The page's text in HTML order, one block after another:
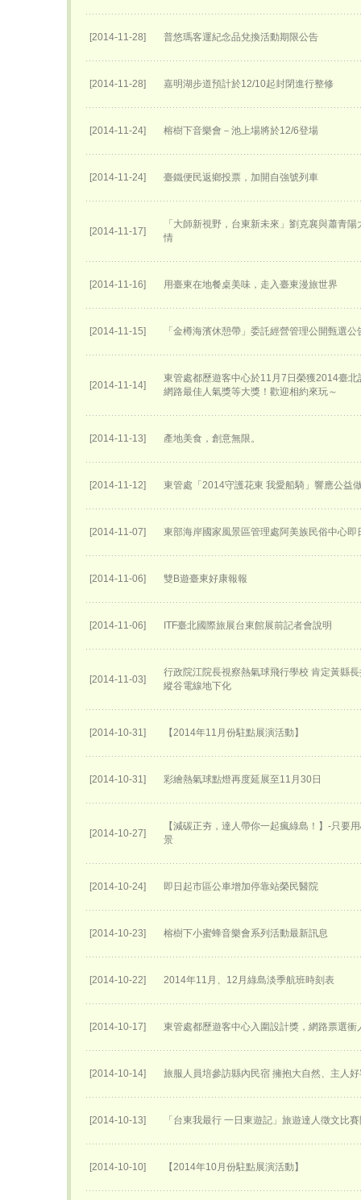
[2014-11-28] 普悠瑪客運紀念品兌換活動期限公告
[2014-11-28] 嘉明湖步道預計於12/10起封閉進行整修
[2014-11-24] 榕樹下音樂會－池上場將於12/6登場
[2014-11-24] 臺鐵便民返鄉投票，加開自強號列車
[2014-11-17]
「大師新視野，台東新未來」劉克襄與蕭青
情
[2014-11-16] 用臺東在地餐桌美味，走入臺東漫旅世界
[2014-11-15] 「金樽海濱休憩帶」委託經營管理公開甄選公
[2014-11-14]
東管處都歷遊客中心於11月7日榮獲2014臺
網路最佳人氣獎等大獎！歡迎相約來玩～
[2014-11-13] 產地美食，創意無限。
[2014-11-12] 東管處「2014守護花東 我愛船騎」響應公益
[2014-11-07] 東部海岸國家風景區管理處阿美族民俗中心
[2014-11-06] 雙B遊臺東好康報報
[2014-11-06] ITF臺北國際旅展台東館展前記者會說明
[2014-11-03]
行政院江院長視察熱氣球飛行學校 肯定黃縣
縱谷電線地下化
[2014-10-31] 【2014年11月份駐點展演活動】
[2014-10-31] 彩繪熱氣球點燈再度延展至11月30日
[2014-10-27]
【減碳正夯，達人帶你一起瘋綠島！】-只要
景
[2014-10-24] 即日起市區公車增加停靠站榮民醫院
[2014-10-23] 榕樹下小蜜蜂音樂會系列活動最新訊息
[2014-10-22] 2014年11月、12月綠島淡季航班時刻表
[2014-10-17] 東管處都歷遊客中心入圍設計獎，網路票選衝
[2014-10-14] 旅服人員培參訪縣內民宿 擁抱大自然、主人
[2014-10-13] 「台東我最行 一日東遊記」旅遊達人徵文比
[2014-10-10] 【2014年10月份駐點展演活動】